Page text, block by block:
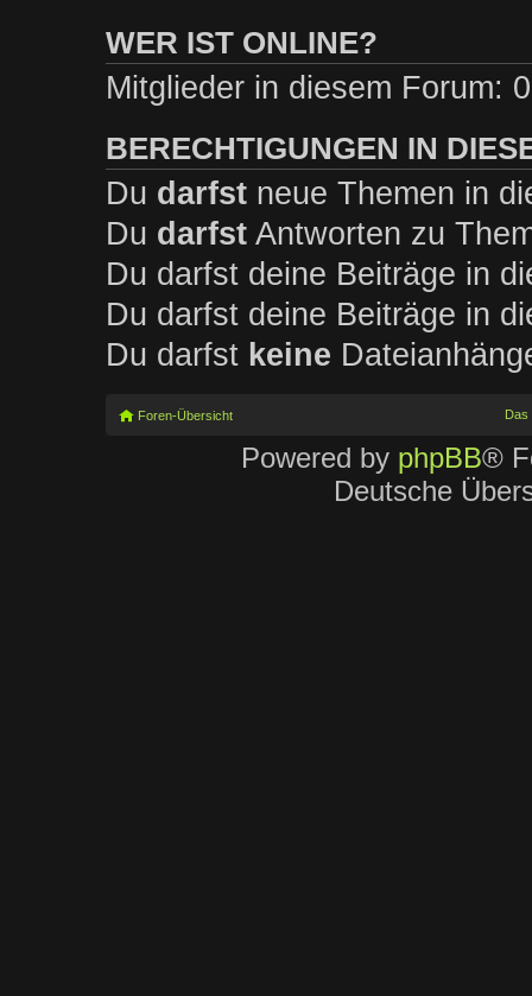
WER IST ONLINE?
Mitglieder in diesem Forum:
BERECHTIGUNGEN IN
Du darfstneue Themen in
Du darfstAntworten zu
Du darfst deine Beiträge in
Du darfst deine Beiträge in
Du darfst keine
Foren-Übersicht Das
Powered by phpBB®
Deutsche